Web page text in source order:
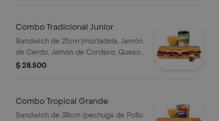
Combo Tradicional Junior
Sandwich de 21cm (mortadela, Jamón
de Cerdo, Jamón de Cordero, Queso
Mozzarella, Lechuga, y Salsa de Ajo)
$ 28.500
Combo Tropical Grande
Sandwich de 38cm (pechuga de Pollo